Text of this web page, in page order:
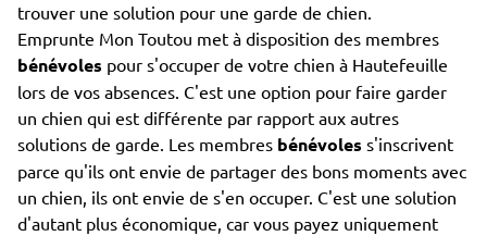
trouver une solution pour une garde de chien.
Emprunte Mon Toutou met à disposition des membres
bénévoles pour s'occuper de votre chien à Hautefeuille
lors de vos absences. C'est une option pour faire garder
un chien qui est différente par rapport aux autres
solutions de garde. Les membres bénévoles s'inscrivent
parce qu'ils ont envie de partager des bons moments avec
un chien, ils ont envie de s'en occuper. C'est une solution
d'autant plus économique, car vous payez uniquement